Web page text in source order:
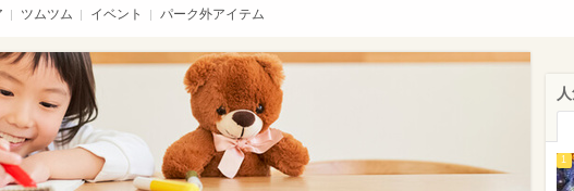
ツムツム イベント パーク外アイテム
1